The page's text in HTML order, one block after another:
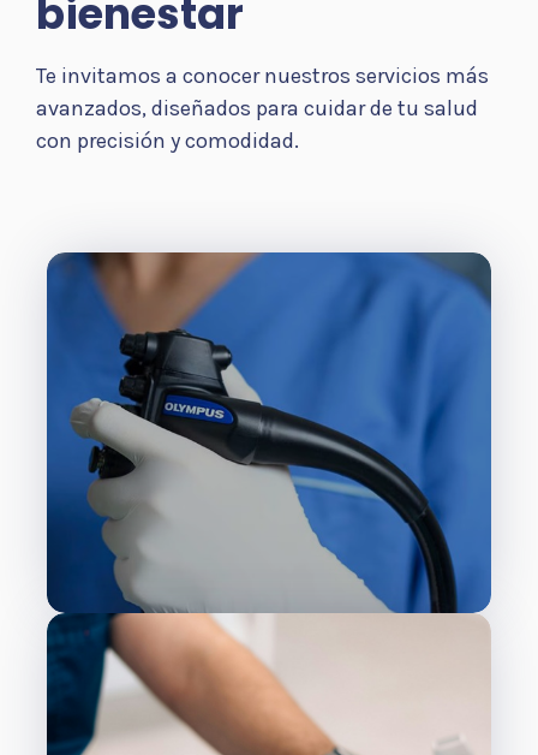
bienestar
Te invitamos a conocer nuestros servicios más
avanzados, diseñados para cuidar de tu salud
con precisión y comodidad.
Endoscopia digestiva con
sedación